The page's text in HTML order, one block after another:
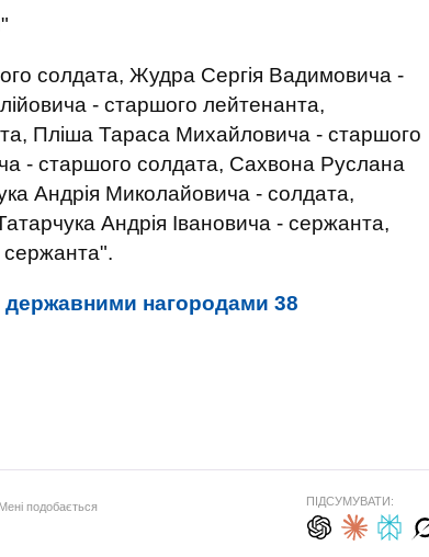
солдата, Жудра Сергія Вадимовича -
- старшого лейтенанта,
Пліша Тараса Михайловича - старшого
- старшого солдата, Сахвона Руслана
Андрія Миколайовича - солдата,
Андрія Івановича - сержанта,
державними нагородами 38
Мені подобається ПІДСУМУВАТИ: